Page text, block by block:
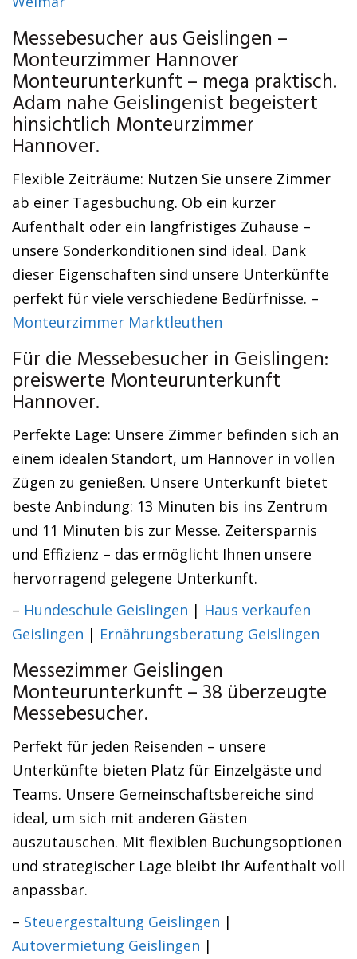
Messebesucher aus Geislingen –
Monteurzimmer Hannover
Monteurunterkunft – mega praktisch.
Adam nahe Geislingenist begeistert
hinsichtlich Monteurzimmer
Hannover.
Flexible Zeiträume: Nutzen Sie unsere Zimmer
ab einer Tagesbuchung. Ob ein kurzer
Aufenthalt oder ein langfristiges Zuhause –
unsere Sonderkonditionen sind ideal. Dank
dieser Eigenschaften sind unsere Unterkünfte
perfekt für viele verschiedene Bedürfnisse. –
Monteurzimmer Marktleuthen
Für die Messebesucher in Geislingen:
preiswerte Monteurunterkunft
Hannover.
Perfekte Lage: Unsere Zimmer befinden sich an
einem idealen Standort, um Hannover in vollen
Zügen zu genießen. Unsere Unterkunft bietet
beste Anbindung: 13 Minuten bis ins Zentrum
und 11 Minuten bis zur Messe. Zeitersparnis
und Effizienz – das ermöglicht Ihnen unsere
hervorragend gelegene Unterkunft.
– Hundeschule Geislingen | Haus verkaufen
Geislingen | Ernährungsberatung Geislingen
Messezimmer Geislingen
Monteurunterkunft – 38 überzeugte
Messebesucher.
Perfekt für jeden Reisenden – unsere
Unterkünfte bieten Platz für Einzelgäste und
Teams. Unsere Gemeinschaftsbereiche sind
ideal, um sich mit anderen Gästen
auszutauschen. Mit flexiblen Buchungsoptionen
und strategischer Lage bleibt Ihr Aufenthalt voll
anpassbar.
– Steuergestaltung Geislingen |
Autovermietung Geislingen |